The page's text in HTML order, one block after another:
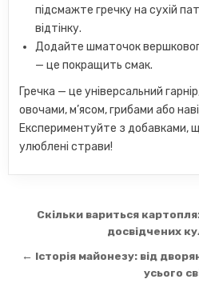
підсмажте гречку на сухій
відтінку.
Додайте шматочок
— це покращить смак.
Гречка — це універсальний
овочами, м’ясом, грибами або
Експериментуйте з добавками,
улюблені страви!
Навігація
Скільки вариться картопля:
досвідчених
← Історія майонезу: від
усього